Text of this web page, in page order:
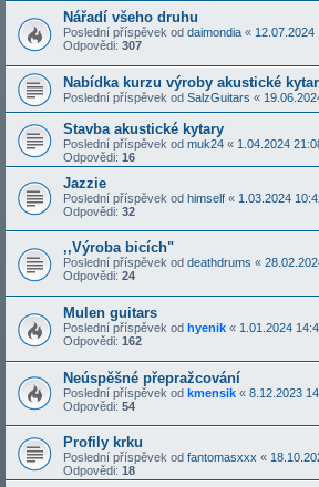
Nářadí všeho druhu
Poslední příspěvek od daimondia « 12.07.2024
Odpovědi: 307
Nabídka kurzu výroby akustické
Poslední příspěvek od SalzGuitars «
Stavba akustické kytary
Poslední příspěvek od muk24 « 1.04.2024
Odpovědi: 16
Jazzie
Poslední příspěvek od himself « 1.03.2024
Odpovědi: 32
,,Výroba bicích"
Poslední příspěvek od deathdrums «
Odpovědi: 24
Mulen guitars
Poslední příspěvek od hyenik « 1.01.2024
Odpovědi: 162
Neúspěšné přepražcování
Poslední příspěvek od kmensik « 8.12.2023
Odpovědi: 54
Profily krku
Poslední příspěvek od fantomasxxx «
Odpovědi: 18